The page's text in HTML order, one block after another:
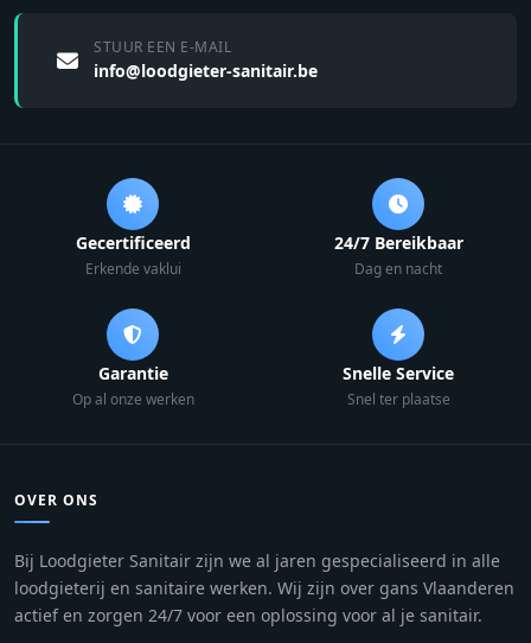
STUUR EEN E-MAIL
info@loodgieter-sanitair.be
Gecertificeerd
Erkende vaklui
24/7 Bereikbaar
Dag en nacht
Garantie
Op al onze werken
Snelle Service
Snel ter plaatse
OVER ONS
Bij Loodgieter Sanitair zijn we al jaren gespecialiseerd in alle
loodgieterij en sanitaire werken. Wij zijn over gans Vlaanderen
actief en zorgen 24/7 voor een oplossing voor al je sanitair.